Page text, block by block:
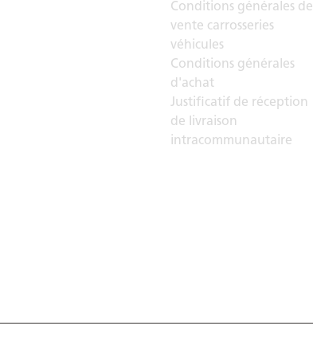
Conditions générales de
vente carrosseries
véhicules
Conditions générales
d'achat
Justificatif de réception
de livraison
intracommunautaire